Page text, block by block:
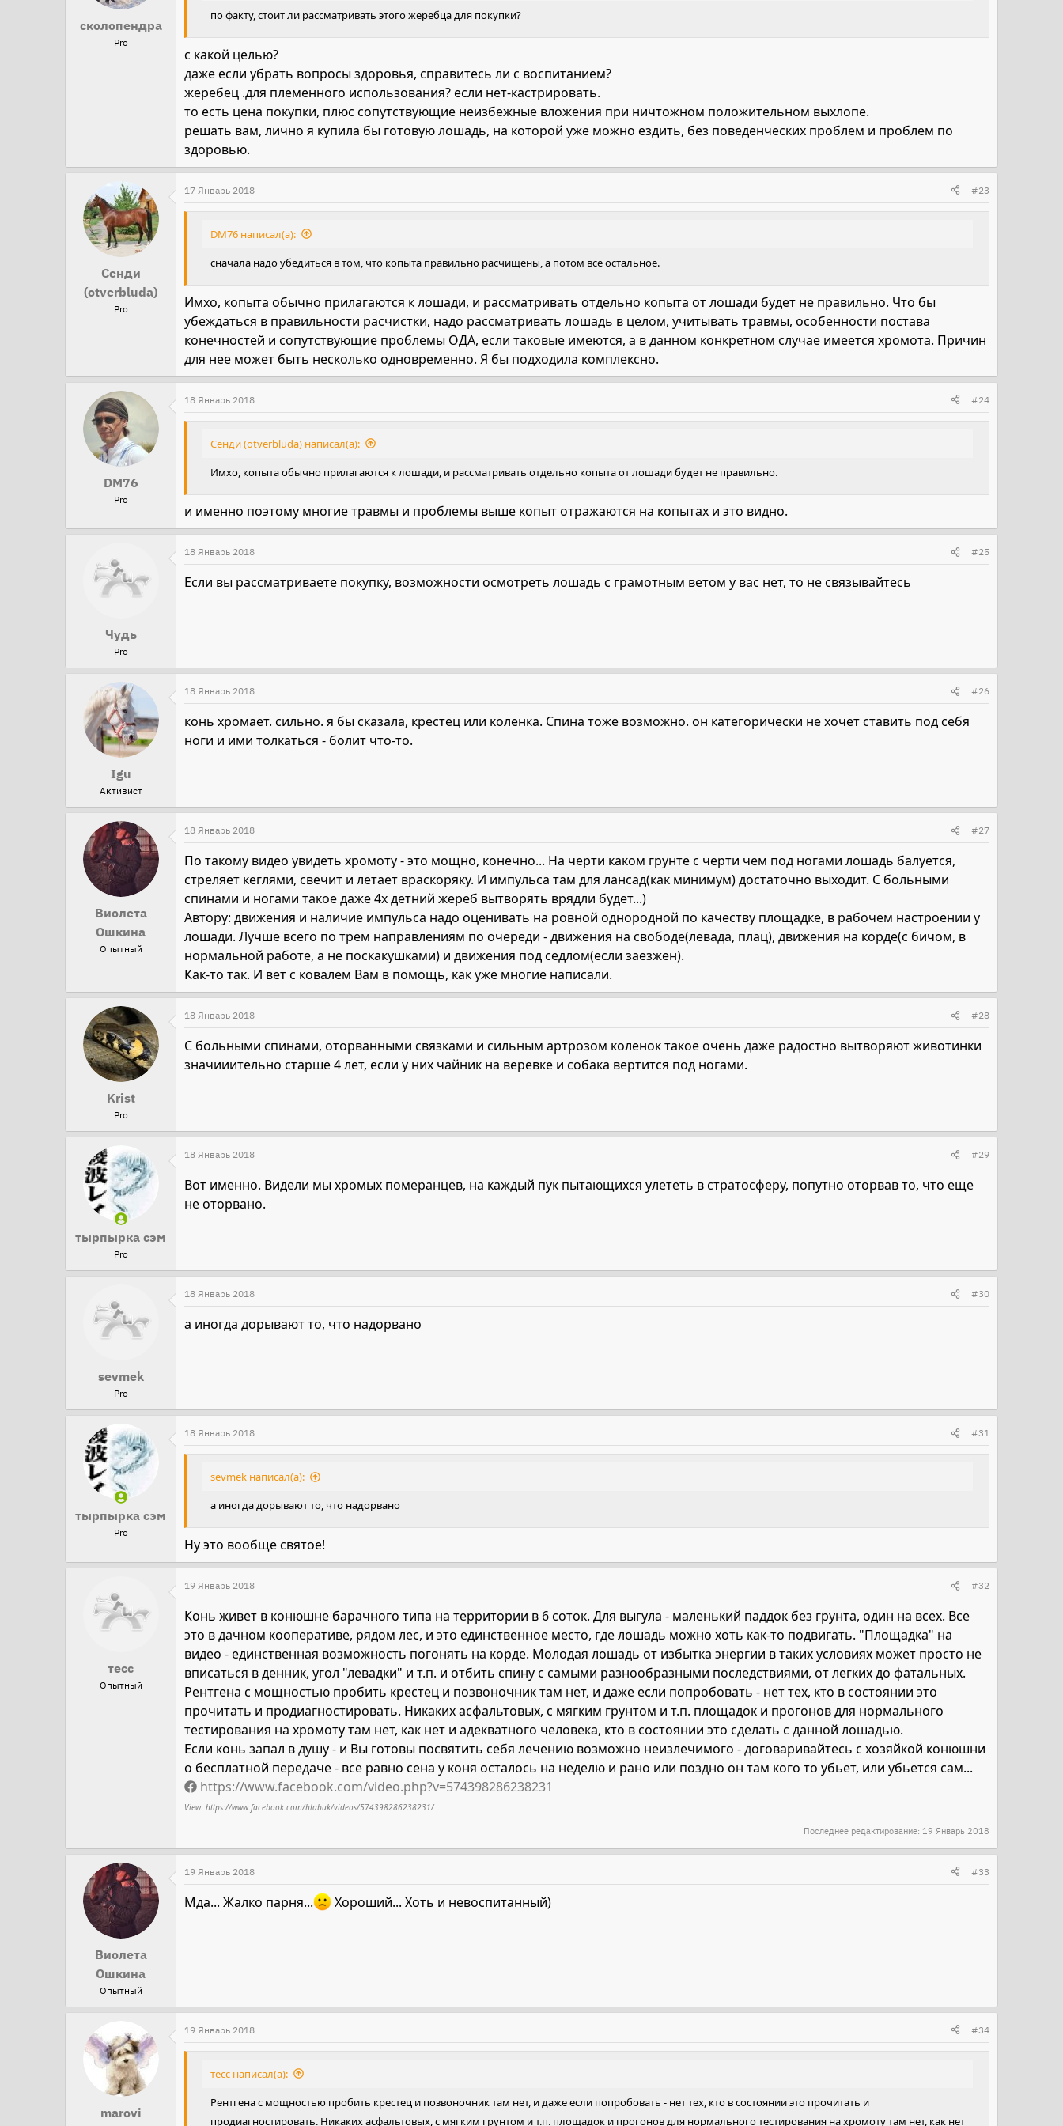
сколопендра
Pro
по факту, стоит ли рассматривать этого жеребца для покупки?
с какой целью?
даже если убрать вопросы здоровья, справитесь ли с воспитанием?
жеребец .для племенного использования? если нет-кастрировать.
то есть цена покупки, плюс сопутствующие неизбежные вложения при ничтожном положительном выхлопе.
решать вам, лично я купила бы готовую лошадь, на которой уже можно ездить, без поведенческих проблем и проблем по
здоровью.
Сенди
(otverbluda)
Pro
17 Январь 2018 #23
DM76 написал(а):
сначала надо убедиться в том, что копыта правильно расчищены, а потом все остальное.
Имхо, копыта обычно прилагаются к лошади, и рассматривать отдельно копыта от лошади будет не правильно. Что бы
убеждаться в правильности расчистки, надо рассматривать лошадь в целом, учитывать травмы, особенности постава
конечностей и сопутствующие проблемы ОДА, если таковые имеются, а в данном конкретном случае имеется хромота. Причин
для нее может быть несколько одновременно. Я бы подходила комплексно.
DM76
Pro
18 Январь 2018 #24
Сенди (otverbluda) написал(а):
Имхо, копыта обычно прилагаются к лошади, и рассматривать отдельно копыта от лошади будет не правильно.
и именно поэтому многие травмы и проблемы выше копыт отражаются на копытах и это видно.
Чудь
Pro
18 Январь 2018 #25
Если вы рассматриваете покупку, возможности осмотреть лошадь с грамотным ветом у вас нет, то не связывайтесь
Igu
Активист
18 Январь 2018 #26
конь хромает. сильно. я бы сказала, крестец или коленка. Спина тоже возможно. он категорически не хочет ставить под себя
ноги и ими толкаться - болит что-то.
Виолета
Ошкина
Опытный
18 Январь 2018 #27
По такому видео увидеть хромоту - это мощно, конечно... На черти каком грунте с черти чем под ногами лошадь балуется,
стреляет кеглями, свечит и летает враскоряку. И импульса там для лансад(как минимум) достаточно выходит. С больными
спинами и ногами такое даже 4х детний жереб вытворять врядли будет...)
Автору: движения и наличие импульса надо оценивать на ровной однородной по качеству площадке, в рабочем настроении у
лошади. Лучше всего по трем направлениям по очереди - движения на свободе(левада, плац), движения на корде(с бичом, в
нормальной работе, а не поскакушками) и движения под седлом(если заезжен).
Как-то так. И вет с ковалем Вам в помощь, как уже многие написали.
Krist
Pro
18 Январь 2018 #28
С больными спинами, оторванными связками и сильным артрозом коленок такое очень даже радостно вытворяют животинки
значииительно старше 4 лет, если у них чайник на веревке и собака вертится под ногами.
тырпырка сэм
Pro
18 Январь 2018 #29
Вот именно. Видели мы хромых померанцев, на каждый пук пытающихся улететь в стратосферу, попутно оторвав то, что еще
не оторвано.
sevmek
Pro
18 Январь 2018 #30
а иногда дорывают то, что надорвано
тырпырка сэм
Pro
18 Январь 2018 #31
sevmek написал(а):
а иногда дорывают то, что надорвано
Ну это вообще святое!
тесс
Опытный
19 Январь 2018 #32
Конь живет в конюшне барачного типа на территории в 6 соток. Для выгула - маленький паддок без грунта, один на всех. Все
это в дачном кооперативе, рядом лес, и это единственное место, где лошадь можно хоть как-то подвигать. "Площадка" на
видео - единственная возможность погонять на корде. Молодая лошадь от избытка энергии в таких условиях может просто не
вписаться в денник, угол "левадки" и т.п. и отбить спину с самыми разнообразными последствиями, от легких до фатальных.
Рентгена с мощностью пробить крестец и позвоночник там нет, и даже если попробовать - нет тех, кто в состоянии это
прочитать и продиагностировать. Никаких асфальтовых, с мягким грунтом и т.п. площадок и прогонов для нормального
тестирования на хромоту там нет, как нет и адекватного человека, кто в состоянии это сделать с данной лошадью.
Если конь запал в душу - и Вы готовы посвятить себя лечению возможно неизлечимого - договаривайтесь с хозяйкой конюшни
о бесплатной передаче - все равно сена у коня осталось на неделю и рано или поздно он там кого то убьет, или убьется сам...
https://www.facebook.com/video.php?v=574398286238231
View: https://www.facebook.com/hlabuk/videos/574398286238231/
Последнее редактирование: 19 Январь 2018
Виолета
Ошкина
Опытный
19 Январь 2018 #33
Мда... Жалко парня... Хороший... Хоть и невоспитанный)
marovi
19 Январь 2018 #34
тесс написал(а):
Рентгена с мощностью пробить крестец и позвоночник там нет, и даже если попробовать - нет тех, кто в состоянии это прочитать и
продиагностировать. Никаких асфальтовых, с мягким грунтом и т.п. площадок и прогонов для нормального тестирования на хромоту там нет, как нет